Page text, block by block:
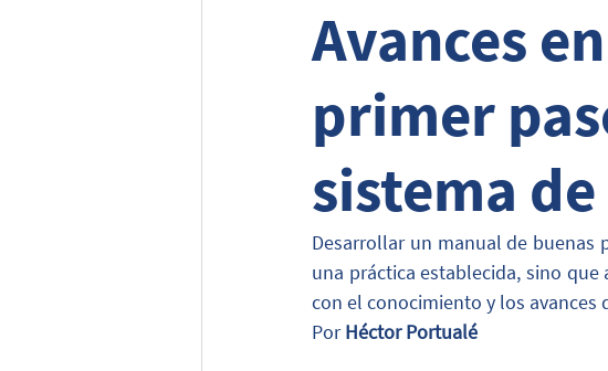
Avances
primer
sistema
Desarrollar un manual de buenas
una práctica establecida, sino
con el conocimiento y los avances
Por Héctor Portualé